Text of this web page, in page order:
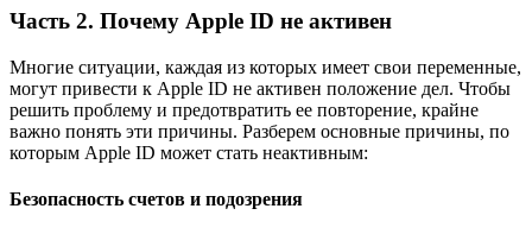
Часть 2. Почему Apple ID не активен
Многие ситуации, каждая из которых имеет свои переменные,
могут привести к Apple ID не активен положение дел. Чтобы
решить проблему и предотвратить ее повторение, крайне
важно понять эти причины. Разберем основные причины, по
которым Apple ID может стать неактивным:
Безопасность счетов и подозрения